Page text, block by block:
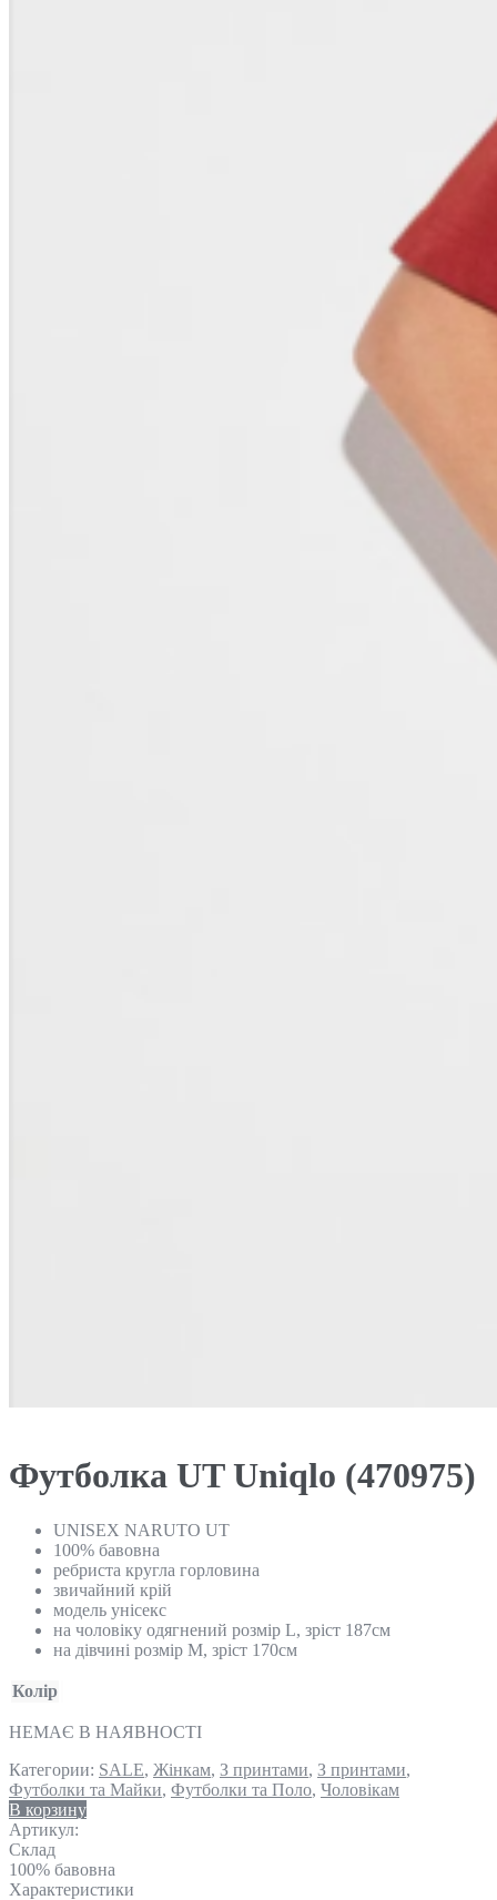
Футболка UT Uniqlo (470975)
UNISEX NARUTO UT
100% бавовна
ребриста кругла горловина
звичайний крій
модель унісекс
на чоловіку одягнений розмір L, зріст 187см
на дівчині розмір M, зріст 170см
Колір
НЕМАЄ В НАЯВНОСТІ
Категории: SALE, Жінкам, З принтами, З принтами,
Футболки та Майки, Футболки та Поло, Чоловікам
В корзину
Артикул:
Склад
100% бавовна
Характеристики